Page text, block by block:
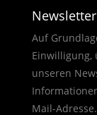
Newsletter
Auf
Einwilligung,
unseren
Mail-Adresse.